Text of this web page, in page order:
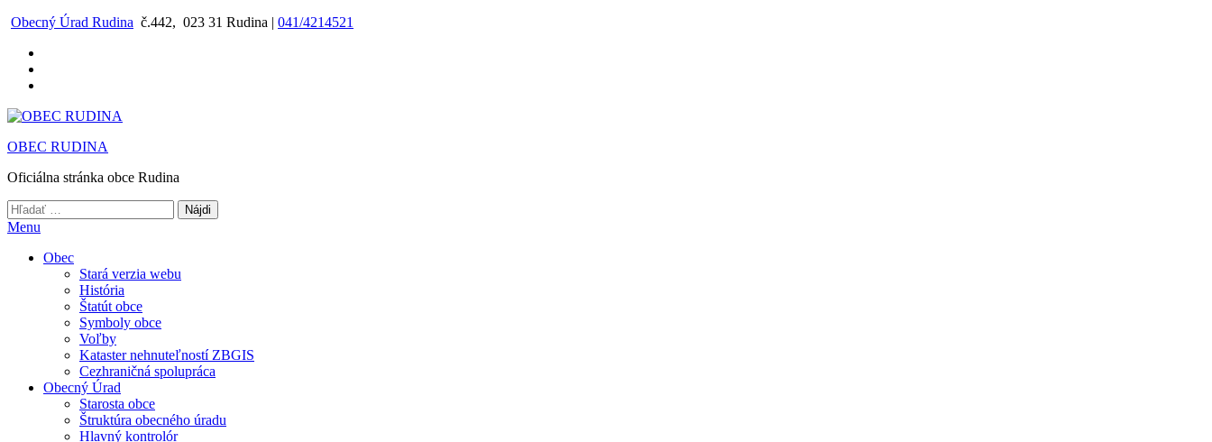
Preskočiť
obsah
Obecný Úrad Rudina č.442, 023 31 Rudina | 041/4214521
OBEC RUDINA
Oficiálna stránka obce Rudina
Hľadať:
Menu
Obec
Stará verzia webu
História
Štatút obce
Symboly obce
Voľby
Kataster nehnuteľností ZBGIS
Cezhraničná spolupráca
Obecný Úrad
Starosta obce
Štruktúra obecného úradu
Hlavný kontrolór